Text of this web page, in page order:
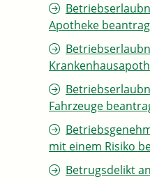
Apotheke
Fahrzeuge
mit einem Risiko
Betrugsdelikt